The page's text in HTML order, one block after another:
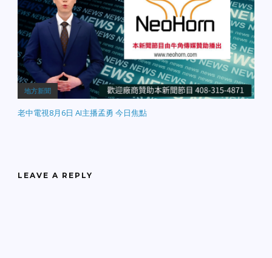
地方新聞
老中電視8月6日 AI主播孟勇 今日焦點
LEAVE A REPLY